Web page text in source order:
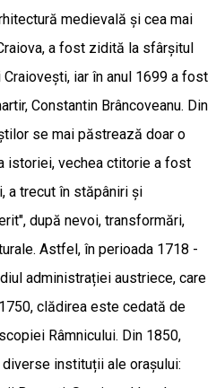
medievală și cea mai
a fost zidită la sfârșitul
iar în anul 1699 a fost
Constantin Brâncoveanu. Din
se mai păstrează doar o
istoriei, vechea ctitorie a fost
a trecut în stăpâniri și
după nevoi, transformări,
Astfel, în perioada 1718 -
administrației austriece, care
clădirea este cedată de
Râmnicului. Din 1850,
instituții ale orașului: